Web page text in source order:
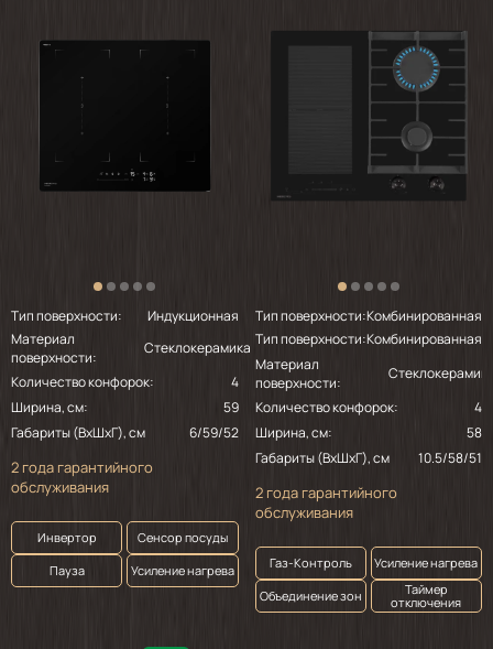
Тип поверхности:
Индукционная
Материал
поверхности:
Стеклокерамика
Количество конфорок:
4
Ширина, см:
59
Габариты (ВхШхГ), см
6/59/52
2 года гарантийного
обслуживания
Инвертор
Сенсор посуды
Пауза
Усиление нагрева
Тип поверхности:Комбинированная
Тип поверхности:Комбинированная
Материал
поверхности:
Количество конфорок:
4
Ширина, см:
58
Габариты (ВхШхГ), см
10.5/58/51
2 года гарантийного
обслуживания
Газ-Контроль
Усиление нагрева
Объединение зон
Таймер
отключения